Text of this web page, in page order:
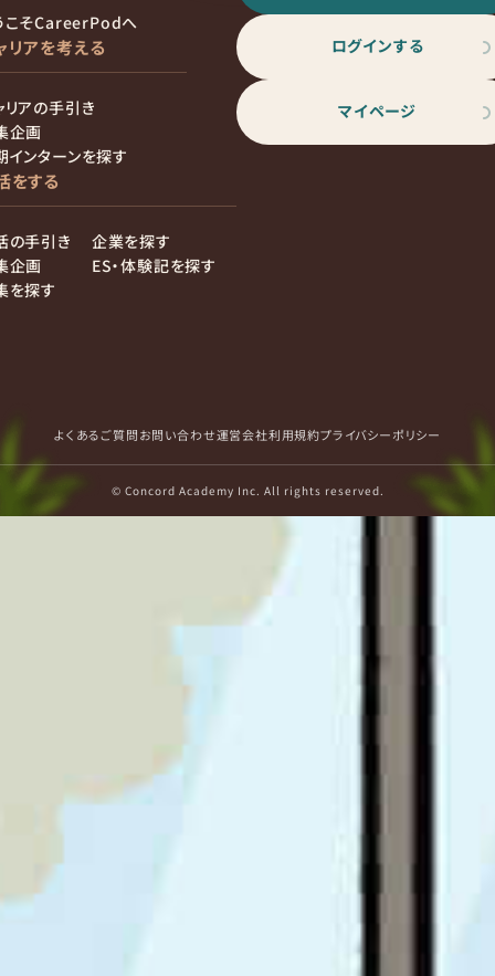
こそCareerPodへ
リアを考える
リアの手引き
企画
インターンを探す
をする
の手引き
企画
を探す
企業を探す
ES・体験記を探す
ログインする
マイページ
よくあるご質問お問い合わせ運営会社利用規約プライバシーポリシー
© Concord Academy Inc. All rights reserved.